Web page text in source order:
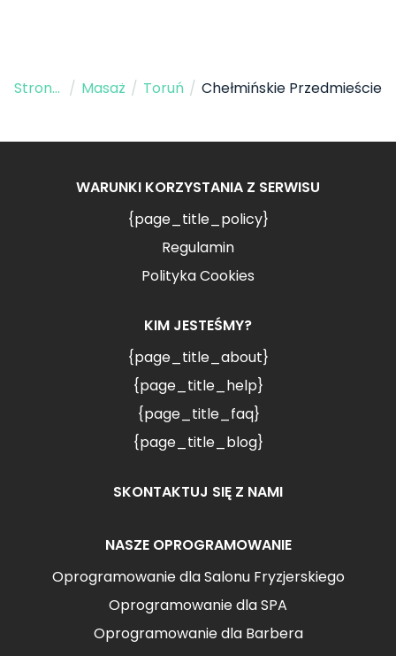
Strona Główna / Masaż / Toruń / Chełmińskie Przedmieście
WARUNKI KORZYSTANIA Z SERWISU
{page_title_policy}
Regulamin
Polityka Cookies
KIM JESTEŚMY?
{page_title_about}
{page_title_help}
{page_title_faq}
{page_title_blog}
SKONTAKTUJ SIĘ Z NAMI
NASZE OPROGRAMOWANIE
Oprogramowanie dla Salonu Fryzjerskiego
Oprogramowanie dla SPA
Oprogramowanie dla Barbera